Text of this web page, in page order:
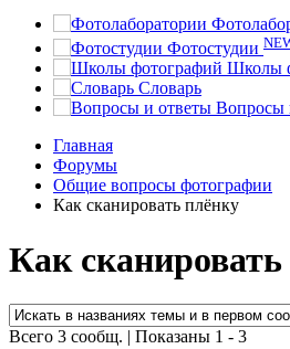
Фотостудии
Школы
Словарь
Вопросы
Главная
Форумы
Общие вопросы фотографии
Как сканировать плёнку
Как
Всего 3 сообщ. | Показаны 1 - 3